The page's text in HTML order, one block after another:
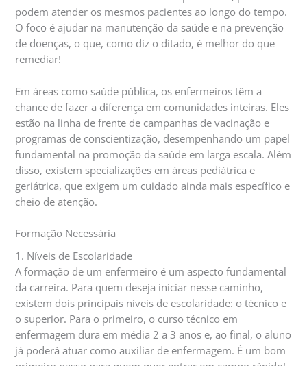
podem atender os mesmos pacientes ao longo do tempo.
O foco é ajudar na manutenção da saúde e na prevenção
de doenças, o que, como diz o ditado, é melhor do que
remediar!
Em áreas como saúde pública, os enfermeiros têm a
chance de fazer a diferença em comunidades inteiras. Eles
estão na linha de frente de campanhas de vacinação e
programas de conscientização, desempenhando um papel
fundamental na promoção da saúde em larga escala. Além
disso, existem specializações em áreas pediátrica e
geriátrica, que exigem um cuidado ainda mais específico e
cheio de atenção.
Formação Necessária
1. Níveis de Escolaridade
A formação de um enfermeiro é um aspecto fundamental
da carreira. Para quem deseja iniciar nesse caminho,
existem dois principais níveis de escolaridade: o técnico e
o superior. Para o primeiro, o curso técnico em
enfermagem dura em média 2 a 3 anos e, ao final, o aluno
já poderá atuar como auxiliar de enfermagem. É um bom